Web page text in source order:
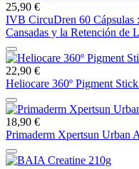
25,90 €
IVB CircuDren 60 Cápsulas
Cansadas y la Retención de
22,90 €
Heliocare 360º Pigment
18,90 €
Primaderm Xpertsun Urban